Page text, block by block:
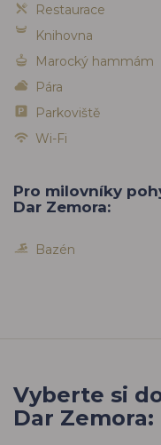
Restaurace
Knihovna
Marocký hammám
Pára
Parkoviště
Wi-Fi
Pro milovníky
Dar Zemora:
Bazén
Vyberte si
Dar Zemora: